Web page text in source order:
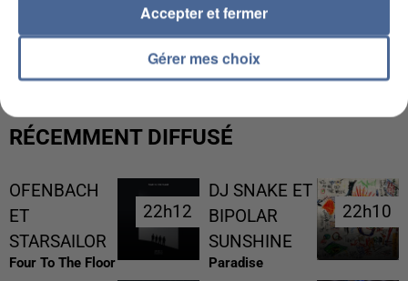
UNE TOURISTE DE L’OISE EMPORTÉE PAR UNE
COULÉE DE BOUE EN HAUTE-SAVOIE
RÉCEMMENT DIFFUSÉ
OFENBACH
ET
STARSAILOR
Four To The Floor
22h12
22h12
DJ SNAKE ET
BIPOLAR
SUNSHINE
Paradise
22h10
22h10
Gérer mes choix
Accepter et fermer